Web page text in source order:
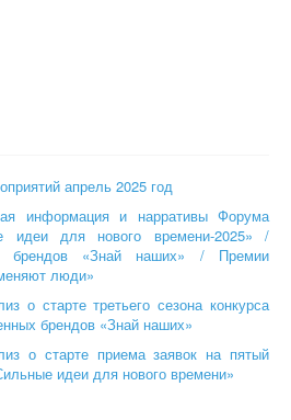
апрель 2025 год
информация и нарративы Форума
идеи для нового времени-2025» /
брендов «Знай наших» / Премии
люди»
о старте третьего сезона конкурса
брендов «Знай наших»
о старте приема заявок на пятый
идеи для нового времени»